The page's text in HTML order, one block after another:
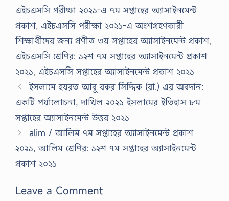
এইচএসসি পরীক্ষা ২০২১-এ ৭ম সপ্তাহের অ্যাসাইনমেন্ট
প্রকাশ, এইচএসসি পরীক্ষা ২০২১-এ অংশগ্রহণকারী
শিক্ষার্থীদের জন্য প্রণীত ৩য় সপ্তাহের অ্যাসাইনমেন্ট প্রকাশ,
এইচএসসি শ্রেণির: ১২শ ৭ম সপ্তাহের অ্যাসাইনমেন্ট প্রকাশ
২০২১, এইচএসসি সপ্তাহের অ্যাসাইনমেন্ট প্রকাশ ২০২১
ইসলামে হযরত আবু বকর সিদ্দিক (রা.) এর অবদান:
একটি পর্যালোচনা, দাখিল ২০২১ ইসলামের ইতিহাস ৮ম
সপ্তাহের অ্যাসাইনমেন্ট উত্তর ২০২১
alim / আলিম ৭ম সপ্তাহের অ্যাসাইনমেন্ট প্রকাশ
২০২১, আলিম শ্রেণির: ১২শ ৭ম সপ্তাহের অ্যাসাইনমেন্ট
প্রকাশ ২০২১
Leave a Comment